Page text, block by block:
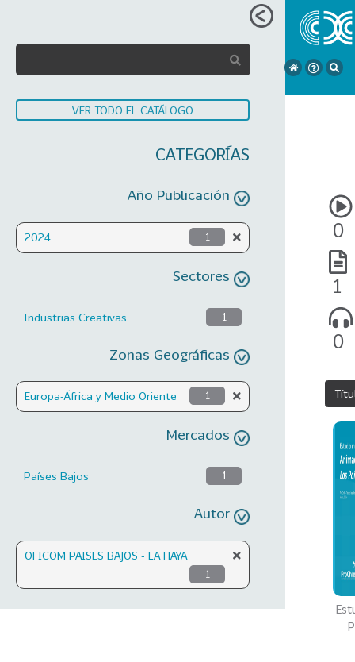
VER TODO EL CATÁLOGO
CATEGORÍAS
Año Publicación
2024 1
Sectores
Industrias Creativas 1
Zonas Geográficas
Europa-África y Medio Oriente 1
Mercados
Países Bajos 1
Autor
OFICOM PAISES BAJOS - LA HAYA
1
0
1
0